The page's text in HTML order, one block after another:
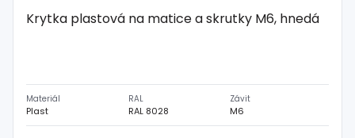
Krytka plastová na matice a skrutky M6, hnedá
Materiál
Plast
RAL
RAL 8028
Závit
M6